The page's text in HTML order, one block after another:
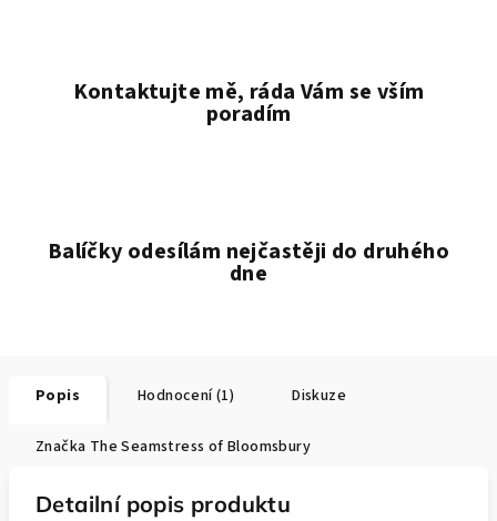
Kontaktujte mě, ráda Vám se vším
poradím
Balíčky odesílám nejčastěji do druhého
dne
Popis Hodnocení (1) Diskuze
Značka The Seamstress of Bloomsbury
Detailní popis produktu